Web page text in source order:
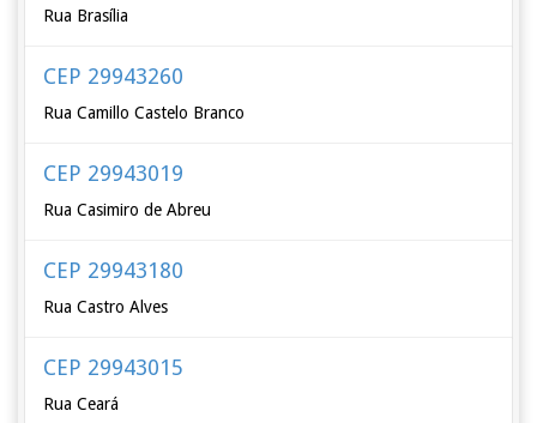
Rua Brasília
CEP 29943260
Rua Camillo Castelo Branco
CEP 29943019
Rua Casimiro de Abreu
CEP 29943180
Rua Castro Alves
CEP 29943015
Rua Ceará